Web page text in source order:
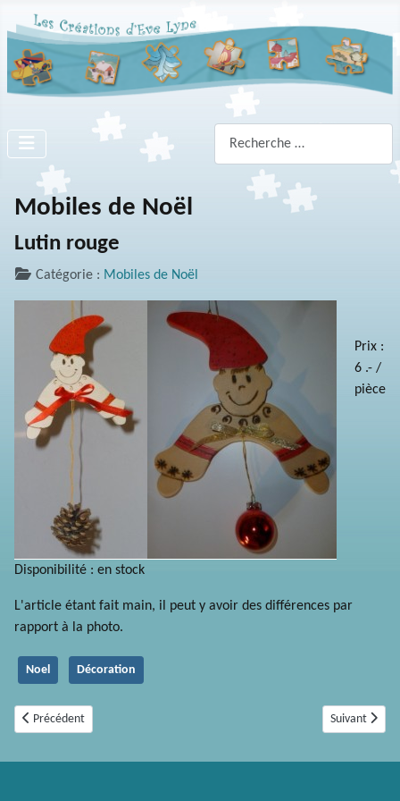
Mobiles de Noël
Lutin rouge
Catégorie : Mobiles de Noël
Prix :
6 .- /
pièce
Disponibilité : en stock
L'article étant fait main, il peut y avoir des différences par
rapport à la photo.
Noel Décoration
Article précédent : lutin vert
Précédent Article
Suivant